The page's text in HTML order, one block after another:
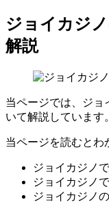
ジョイカジ
解説
当ページでは、ジョ
いて解説しています。
当ページを読むとわ
ジョイカジノ
ジョイカジノ
ジョイカジノ